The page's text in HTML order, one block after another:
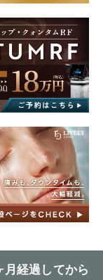
月経過してから